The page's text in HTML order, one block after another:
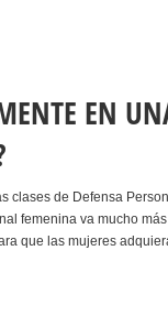
EN
clases de Defensa
femenina va mucho
que las mujeres